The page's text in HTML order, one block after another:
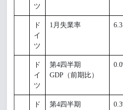
ツ
ド
イ
ツ
1月失業率
ド
イ
ツ
第4四半期
GDP（前期比）
ド
第4四半期